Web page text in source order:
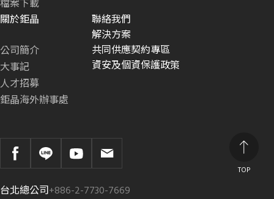
TOP
檔案下載
關於鉅晶
公司簡介
大事記
人才招募
鉅晶海外辦事處
聯絡我們
解決方案
共同供應契約專區
資安及個資保護政策
台北總公司+886-2-7730-7669